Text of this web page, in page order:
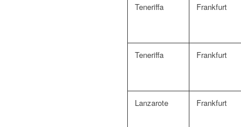
Teneriffa Frankfurt
Teneriffa Frankfurt
Lanzarote Frankfurt